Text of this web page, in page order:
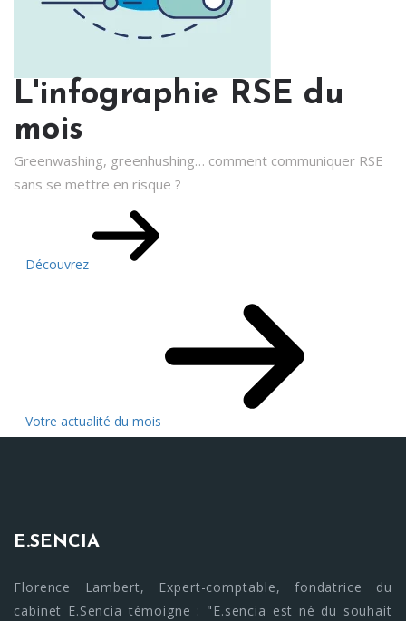
L'infographie RSE du
mois
Greenwashing, greenhushing… comment communiquer RSE
sans se mettre en risque ?
Découvrez
Votre actualité du mois
E.SENCIA
Florence Lambert, Expert-comptable, fondatrice du
cabinet E.Sencia témoigne : "E.sencia est né du souhait